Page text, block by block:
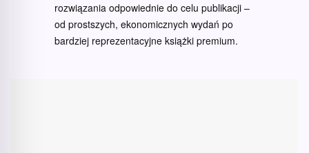
rozwiązania odpowiednie do celu publikacji –
od prostszych, ekonomicznych wydań po
bardziej reprezentacyjne książki premium.